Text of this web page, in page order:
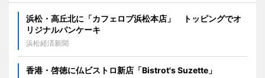
浜松・高丘北に「カフェロブ浜松本店」 トッピングでオ
リジナルパンケーキ
浜松経済新聞
香港・啓徳に仏ビストロ新店「Bistrot's Suzette」